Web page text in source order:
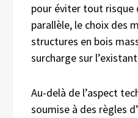
pour éviter tout risque
parallèle, le choix des
structures en bois
surcharge sur
Au-delà de l’aspect
soumise à des règles